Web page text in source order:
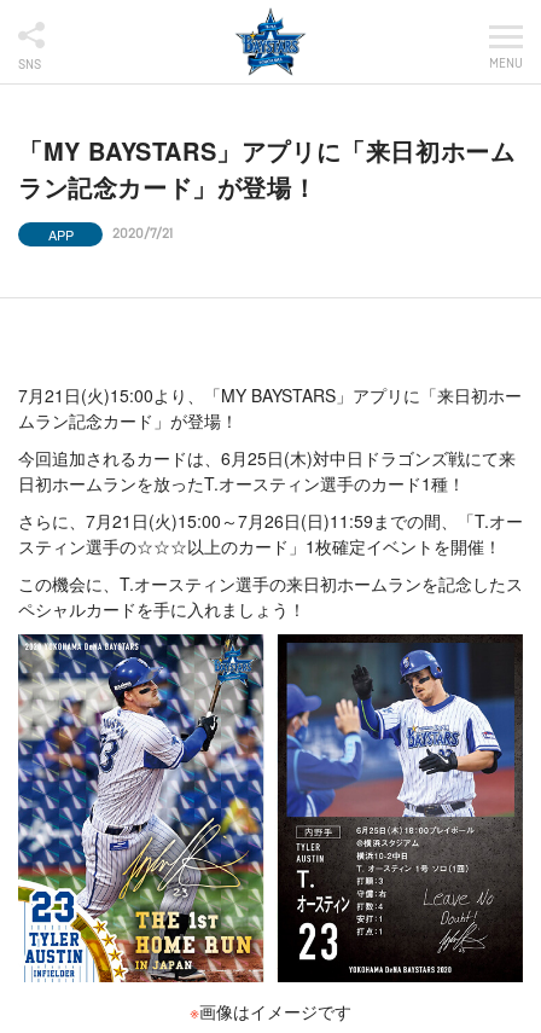
SNS MENU
「MY BAYSTARS」アプリに「来日初ホーム
ラン記念カード」が登場！
APP 2020/7/21
7月21日(火)15:00より、「MY BAYSTARS」アプリに「来日初ホー
ムラン記念カード」が登場！
今回追加されるカードは、6月25日(木)対中日ドラゴンズ戦にて来
日初ホームランを放ったT.オースティン選手のカード1種！
さらに、7月21日(火)15:00～7月26日(日)11:59までの間、「T.オー
スティン選手の☆☆☆以上のカード」1枚確定イベントを開催！
この機会に、T.オースティン選手の来日初ホームランを記念したス
ペシャルカードを手に入れましょう！
※画像はイメージです